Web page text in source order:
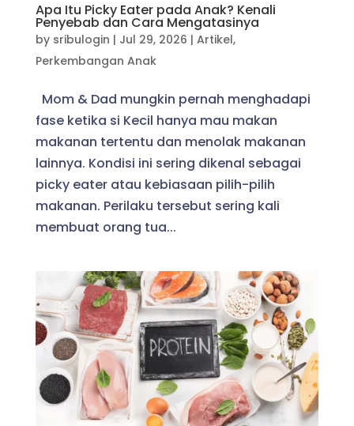
Apa Itu Picky Eater pada Anak? Kenali
Penyebab dan Cara Mengatasinya
by sribulogin | Jul 29, 2026 | Artikel,
Perkembangan Anak
Mom & Dad mungkin pernah menghadapi
fase ketika si Kecil hanya mau makan
makanan tertentu dan menolak makanan
lainnya. Kondisi ini sering dikenal sebagai
picky eater atau kebiasaan pilih-pilih
makanan. Perilaku tersebut sering kali
membuat orang tua...